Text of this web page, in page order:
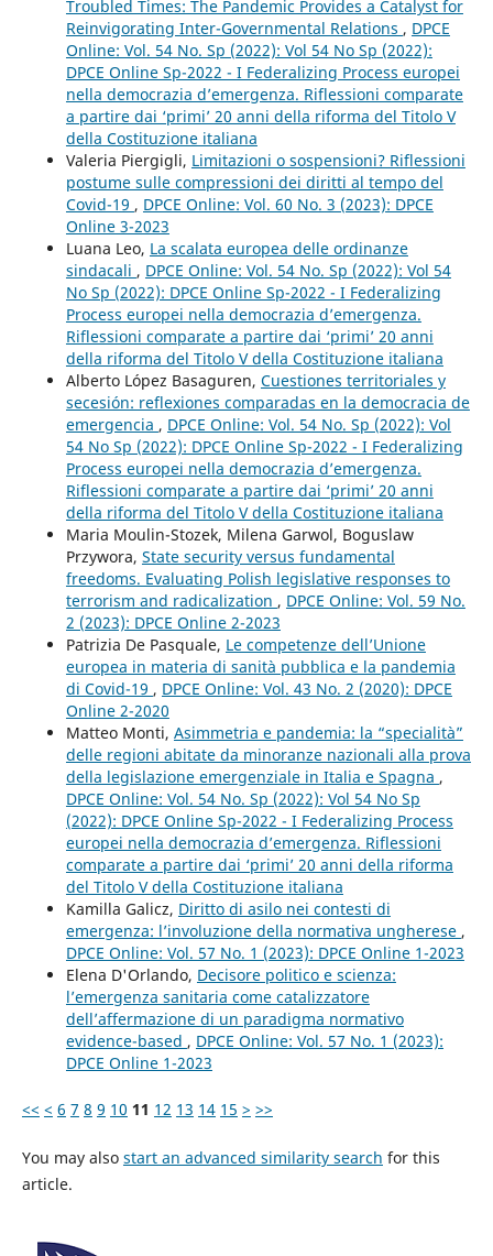
Troubled Times: The Pandemic Provides a Catalyst for
Reinvigorating Inter-Governmental Relations , DPCE
Online: Vol. 54 No. Sp (2022): Vol 54 No Sp (2022):
DPCE Online Sp-2022 - I Federalizing Process europei
nella democrazia d’emergenza. Riflessioni comparate
a partire dai ‘primi’ 20 anni della riforma del Titolo V
della Costituzione italiana
Valeria Piergigli, Limitazioni o sospensioni? Riflessioni
postume sulle compressioni dei diritti al tempo del
Covid-19 , DPCE Online: Vol. 60 No. 3 (2023): DPCE
Online 3-2023
Luana Leo, La scalata europea delle ordinanze
sindacali , DPCE Online: Vol. 54 No. Sp (2022): Vol 54
No Sp (2022): DPCE Online Sp-2022 - I Federalizing
Process europei nella democrazia d’emergenza.
Riflessioni comparate a partire dai ‘primi’ 20 anni
della riforma del Titolo V della Costituzione italiana
Alberto López Basaguren, Cuestiones territoriales y
secesión: reflexiones comparadas en la democracia de
emergencia , DPCE Online: Vol. 54 No. Sp (2022): Vol
54 No Sp (2022): DPCE Online Sp-2022 - I Federalizing
Process europei nella democrazia d’emergenza.
Riflessioni comparate a partire dai ‘primi’ 20 anni
della riforma del Titolo V della Costituzione italiana
Maria Moulin-Stozek, Milena Garwol, Boguslaw
Przywora, State security versus fundamental
freedoms. Evaluating Polish legislative responses to
terrorism and radicalization , DPCE Online: Vol. 59 No.
2 (2023): DPCE Online 2-2023
Patrizia De Pasquale, Le competenze dell’Unione
europea in materia di sanità pubblica e la pandemia
di Covid-19 , DPCE Online: Vol. 43 No. 2 (2020): DPCE
Online 2-2020
Matteo Monti, Asimmetria e pandemia: la “specialità”
delle regioni abitate da minoranze nazionali alla prova
della legislazione emergenziale in Italia e Spagna ,
DPCE Online: Vol. 54 No. Sp (2022): Vol 54 No Sp
(2022): DPCE Online Sp-2022 - I Federalizing Process
europei nella democrazia d’emergenza. Riflessioni
comparate a partire dai ‘primi’ 20 anni della riforma
del Titolo V della Costituzione italiana
Kamilla Galicz, Diritto di asilo nei contesti di
emergenza: l’involuzione della normativa ungherese ,
DPCE Online: Vol. 57 No. 1 (2023): DPCE Online 1-2023
Elena D'Orlando, Decisore politico e scienza:
l’emergenza sanitaria come catalizzatore
dell’affermazione di un paradigma normativo
evidence-based , DPCE Online: Vol. 57 No. 1 (2023):
DPCE Online 1-2023
<< < 6 7 8 9 10 11 12 13 14 15 > >>
You may also start an advanced similarity search for this
article.